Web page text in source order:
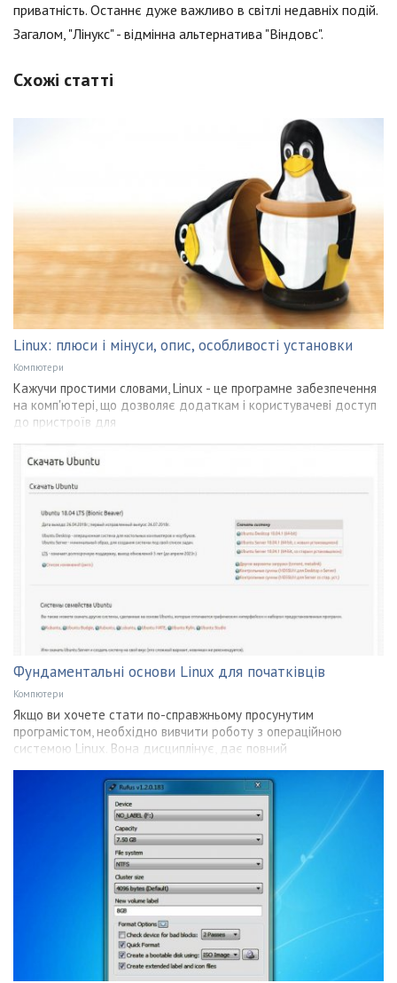
приватність. Останнє дуже важливо в світлі недавніх подій.
Загалом, "Лінукс" - відмінна альтернатива "Віндовс".
Схожі статті
Linux: плюси і мінуси, опис, особливості установки
Компютери
Кажучи простими словами, Linux - це програмне забезпечення
на комп'ютері, що дозволяє додаткам і користувачеві доступ
до пристроїв для
Фундаментальні основи Linux для початківців
Компютери
Якщо ви хочете стати по-справжньому просунутим
програмістом, необхідно вивчити роботу з операційною
системою Linux. Вона дисциплінує, дає повний